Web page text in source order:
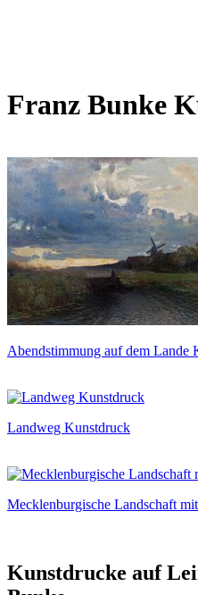
Franz Bunke
Abendstimmung auf dem Lande
Landweg Kunstdruck
Mecklenburgische Landschaft
Kunstdrucke auf